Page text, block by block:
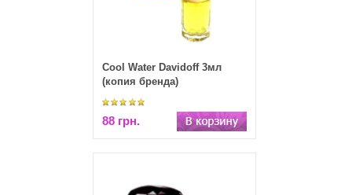
Cool Water Davidoff 3мл
(копия бренда)
88 грн.